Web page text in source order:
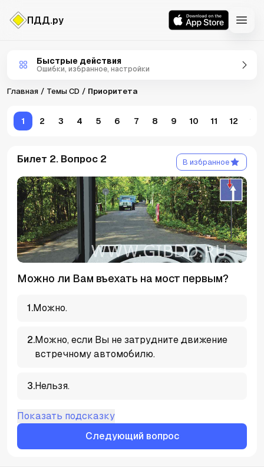
ПДД.ру
Темы CD
Быстрые действия
Ошибки, избранное, настройки
Главная Темы CD Приоритета
1 2 3 4 5 6 7 8 9 10 11 12 13
Билет 2. Вопрос 2 В избранное
Можно ли Вам въехать на мост первым?
1.Можно.
2.Можно, если Вы не затрудните движение
встречному автомобилю.
3.Нельзя.
Показать подсказку
Следующий вопрос